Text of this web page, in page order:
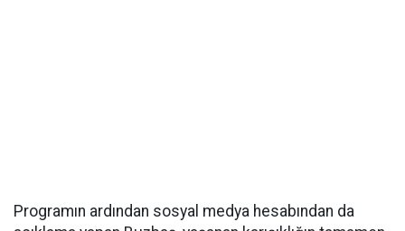
Programın ardından sosyal medya hesabından da